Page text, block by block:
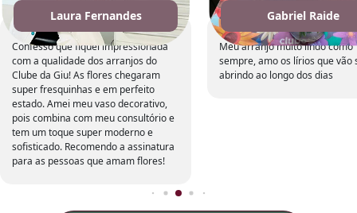
Laura Fernandes
Confesso que fiquei impressionada
com a qualidade dos arranjos do
Clube da Giu! As flores chegaram
super fresquinhas e em perfeito
estado. Amei meu vaso decorativo,
pois combina com meu consultório e
tem um toque super moderno e
sofisticado. Recomendo a assinatura
para as pessoas que amam flores!
Gabriel Raide
Meu arranjo muito lindo como
sempre, amo os lírios que vão
abrindo ao longo dos dias